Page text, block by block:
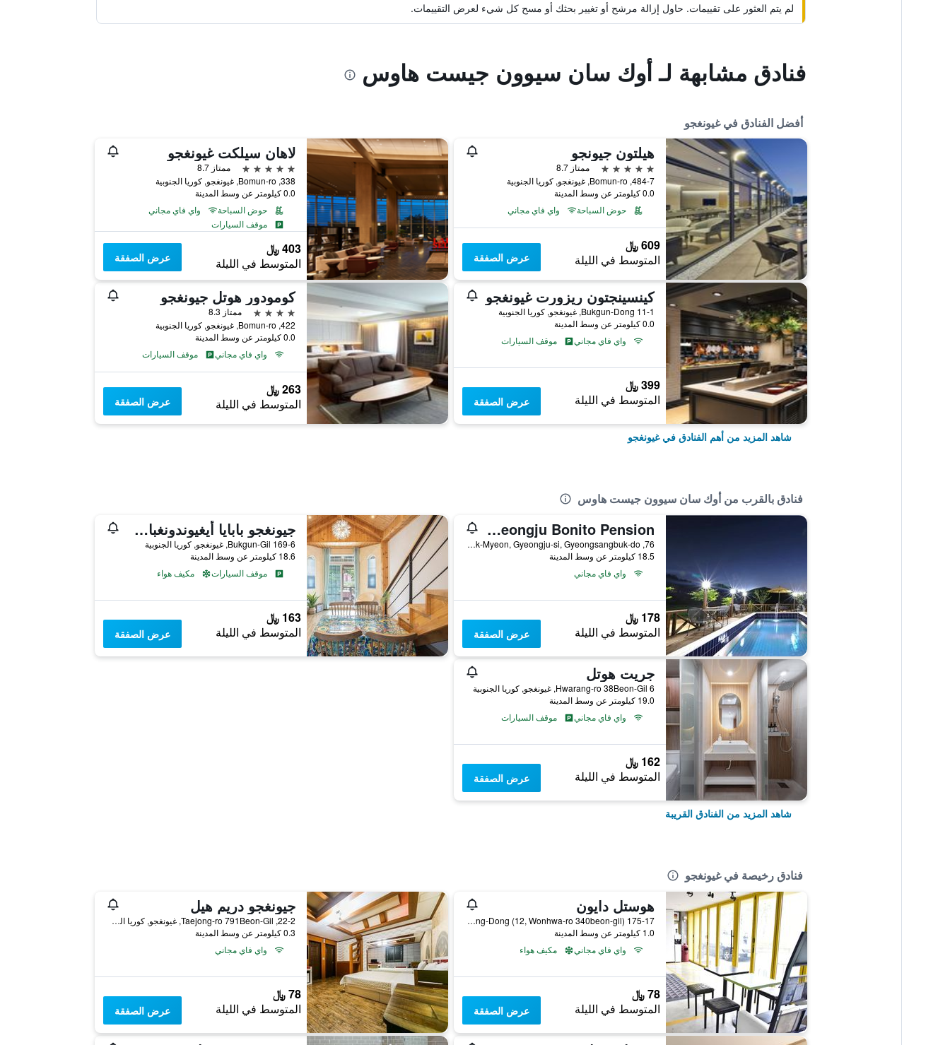
لم يتم العثور على تقييمات. حاول إزالة مرشح أو تغيير بحثك أو مسح كل شيء لعرض التقييمات.
فنادق مشابهة لـ أوك سان سيوون جيست هاوس
أفضل الفنادق في غيونغجو
هيلتون جيونجو
5 نجوم
ممتاز 8.7
484-7, Bomun-ro, غيونغجو, كوريا الجنوبية
0.0 كيلومتر عن وسط المدينة
حوض السباحة
واي فاي مجاني
609 ﷼
المتوسط في الليلة عرض الصفقة
لاهان سيلكت غيونغجو
5 نجوم
ممتاز 8.7
338, Bomun-ro, غيونغجو, كوريا الجنوبية
0.0 كيلومتر عن وسط المدينة
حوض السباحة
واي فاي مجاني
موقف السيارات
403 ﷼
المتوسط في الليلة عرض الصفقة
كينسينجتون ريزورت غيونغجو
11-1 Bukgun-Dong, غيونغجو, كوريا الجنوبية
0.0 كيلومتر عن وسط المدينة
واي فاي مجاني
موقف السيارات
399 ﷼
المتوسط في الليلة عرض الصفقة
كومودور هوتل جيونغجو
4 نجوم
ممتاز 8.3
422, Bomun-ro, غيونغجو, كوريا الجنوبية
0.0 كيلومتر عن وسط المدينة
واي فاي مجاني
موقف السيارات
263 ﷼
المتوسط في الليلة عرض الصفقة
شاهد المزيد من أهم الفنادق في غيونغجو
فنادق بالقرب من أوك سان سيوون جيست هاوس
Gyeongju Bonito Pension
76, Moksil-Gil, Cheonbuk-Myeon, Gyeongju-si, Gyeongsangbuk-do, غيونغجو, كوريا الجنوبية
18.5 كيلومتر عن وسط المدينة
واي فاي مجاني
178 ﷼
المتوسط في الليلة عرض الصفقة
جيونغجو بابايا أيغيوندونغبان بينشن
169-6 Bukgun-Gil, غيونغجو, كوريا الجنوبية
18.6 كيلومتر عن وسط المدينة
موقف السيارات
مكيف هواء
163 ﷼
المتوسط في الليلة عرض الصفقة
جريت هوتل
6 Hwarang-ro 38Beon-Gil, غيونغجو, كوريا الجنوبية
19.0 كيلومتر عن وسط المدينة
واي فاي مجاني
موقف السيارات
162 ﷼
المتوسط في الليلة عرض الصفقة
شاهد المزيد من الفنادق القريبة
فنادق رخيصة في غيونغجو
هوستل دايون
175-17 Seongdong-Dong (12, Wonhwa-ro 340beon-gil), غيونغجو, كوريا الجنوبية
1.0 كيلومتر عن وسط المدينة
واي فاي مجاني
مكيف هواء
78 ﷼
المتوسط في الليلة عرض الصفقة
جيونغجو دريم هيل
22-2, Taejong-ro 791Beon-Gil, غيونغجو, كوريا الجنوبية
0.3 كيلومتر عن وسط المدينة
واي فاي مجاني
78 ﷼
المتوسط في الليلة عرض الصفقة